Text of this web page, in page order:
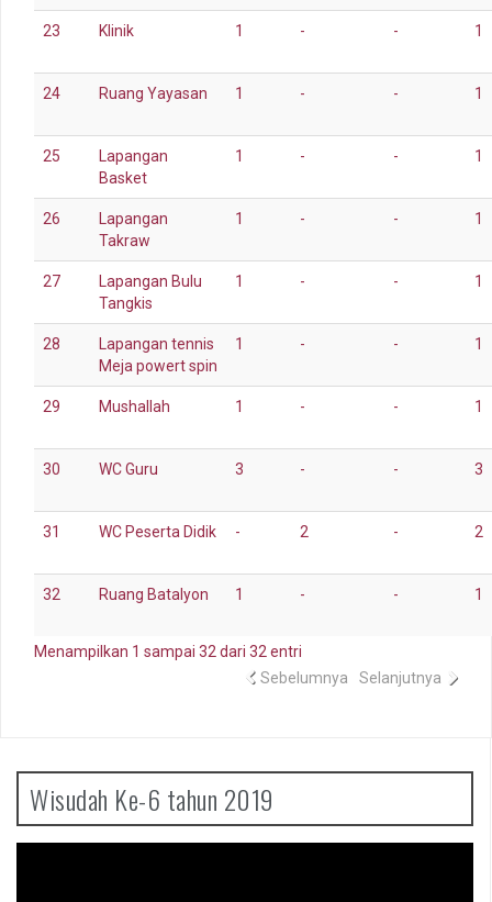
23 Klinik 1 - - 1
24 Ruang Yayasan 1 - - 1
25
Lapangan
Basket
1 - - 1
26
Lapangan
Takraw
1 - - 1
27
Lapangan Bulu
Tangkis
1 - - 1
28
Lapangan tennis
Meja powert spin
1 - - 1
29 Mushallah 1 - - 1
30 WC Guru 3 - - 3
31 WC Peserta Didik - 2 - 2
32 Ruang Batalyon 1 - - 1
Menampilkan 1 sampai 32 dari 32 entri
Sebelumnya
Selanjutnya
Wisudah Ke-6 tahun 2019